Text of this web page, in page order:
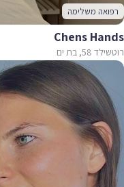
רפואה משלימה
Chens Hands
רוטשילד 58, בת ים